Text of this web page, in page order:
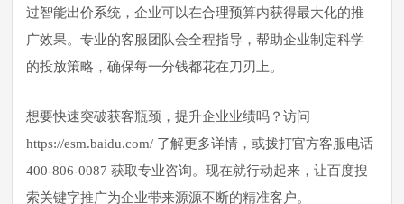
过智能出价系统，企业可以在合理预算内获得最大化的推
广效果。专业的客服团队会全程指导，帮助企业制定科学
的投放策略，确保每一分钱都花在刀刃上。
想要快速突破获客瓶颈，提升企业业绩吗？访问
https://esm.baidu.com/ 了解更多详情，或拨打官方客服电话
400-806-0087 获取专业咨询。现在就行动起来，让百度搜
索关键字推广为企业带来源源不断的精准客户。